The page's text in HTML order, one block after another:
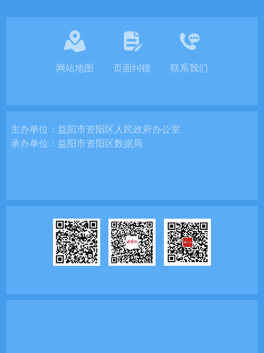
网站地图 页面纠错 联系我们
主办单位：益阳市资阳区人民政府办公室
承办单位：益阳市资阳区数据局